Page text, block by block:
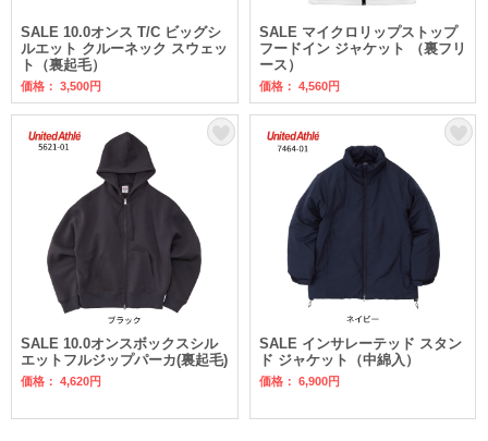
SALE 10.0オンス T/C ビッグシ
ルエット クルーネック スウェッ
ト（裏起毛）
価格： 3,500円
SALE マイクロリップストップ
フードイン ジャケット （裏フリ
ース）
価格： 4,560円
SALE 10.0オンスボックスシル
エットフルジップパーカ(裏起毛)
価格： 4,620円
SALE インサレーテッド スタン
ド ジャケット（中綿入）
価格： 6,900円